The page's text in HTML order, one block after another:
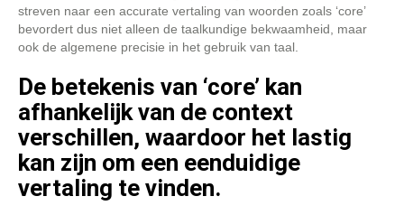
streven naar een accurate vertaling van woorden zoals ‘core’
bevordert dus niet alleen de taalkundige bekwaamheid, maar
ook de algemene precisie in het gebruik van taal.
De betekenis van ‘core’ kan
afhankelijk van de context
verschillen, waardoor het lastig
kan zijn om een eenduidige
vertaling te vinden.